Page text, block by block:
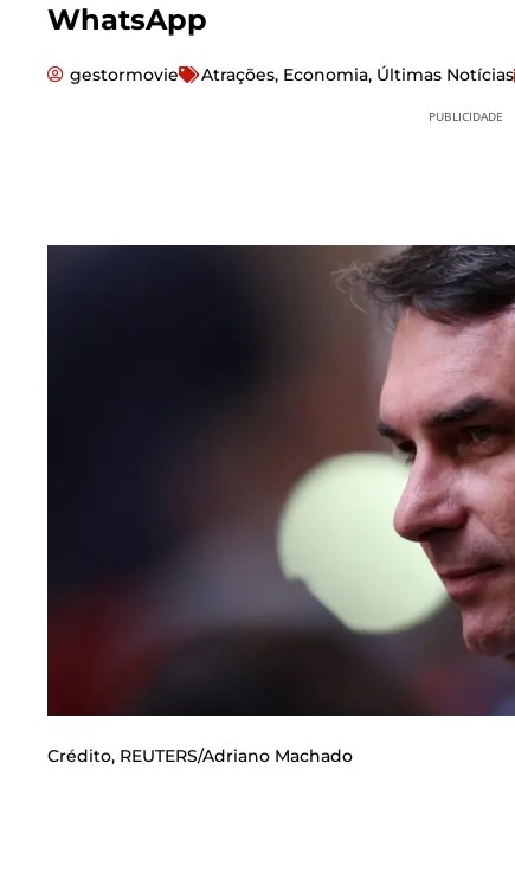
WhatsApp
gestormovie Atrações, Economia, Últimas Notícias
PUBLICIDADE
Crédito, REUTERS/Adriano Machado